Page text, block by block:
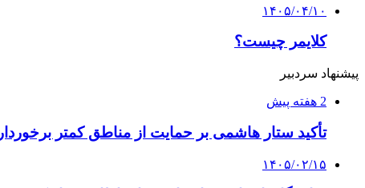
۱۴۰۵/۰۴/۱۰
کلایمر چیست؟
پیشنهاد سردبیر
2 هفته پیش
تأکید ستار هاشمی بر حمایت از مناطق کمتر برخوردار
۱۴۰۵/۰۲/۱۵